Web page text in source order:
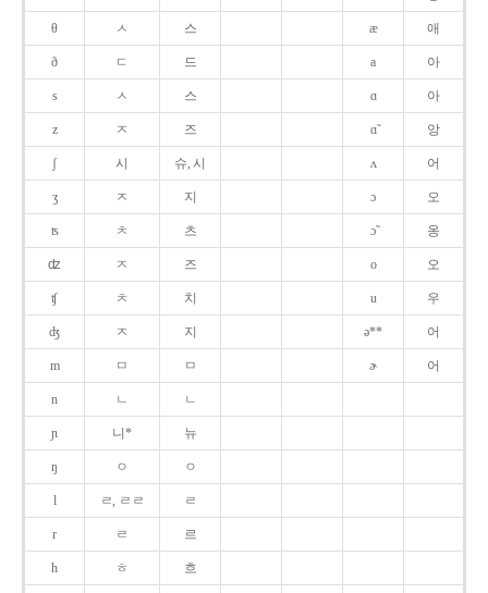
θ ㅅ 스 æ 애
ð ㄷ 드 a 아
s ㅅ 스 ɑ 아
z ㅈ 즈 ɑ̃ 앙
ʃ 시 슈, 시 ʌ 어
ʒ ㅈ 지 ɔ 오
ʦ ㅊ 츠 ɔ̃ 옹
ʣ ㅈ 즈 o 오
ʧ ㅊ 치 u 우
ʤ ㅈ 지 ə** 어
m ㅁ ㅁ ɚ 어
n ㄴ ㄴ
ɲ 니* 뉴
ŋ ㅇ ㅇ
l ㄹ, ㄹㄹ ㄹ
r ㄹ 르
h ㅎ 흐